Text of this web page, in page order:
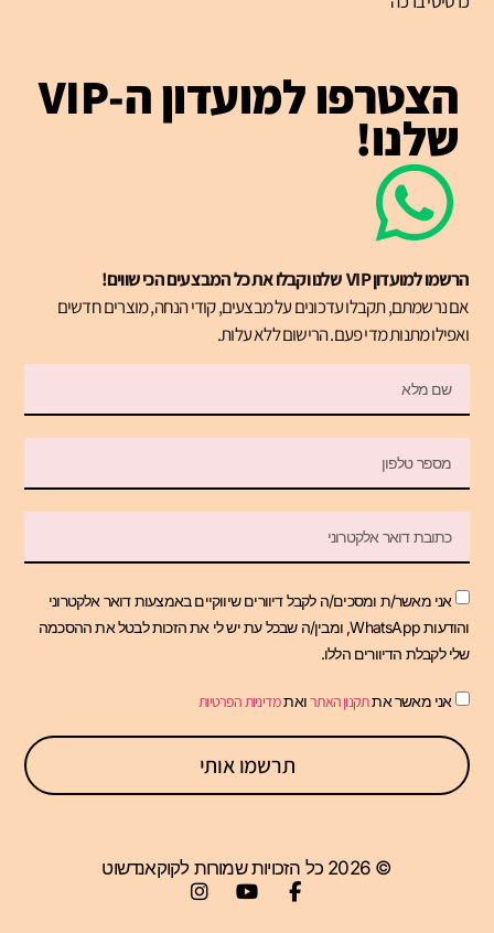
הצטרפו למועדון ה-VIP
שלנו!
הרשמו למועדון VIP שלנו וקבלו את כל המבצעים הכי שווים!
אם נרשמתם, תקבלו עדכונים על מבצעים, קודי הנחה, מוצרים חדשים
ואפילו מתנות מדי פעם. הרישום ללא עלות.
אני מאשר/ת ומסכים/ה לקבל דיוורים שיווקיים באמצעות דואר אלקטרוני
והודעות WhatsApp, ומבין/ה שבכל עת יש לי את הזכות לבטל את ההסכמה
שלי לקבלת הדיוורים הללו.
אני מאשר אתתקנון האתרואתמדיניות הפרטיות
תרשמו אותי
© 2026 כל הזכויות שמורות לקוקאנדשוט